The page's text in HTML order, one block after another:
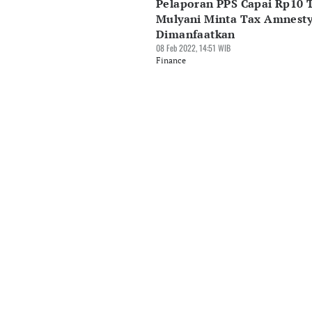
Pelaporan PPS Capai Rp10
Mulyani Minta Tax Amnesty
Dimanfaatkan
08 Feb 2022, 14:51 WIB
Finance